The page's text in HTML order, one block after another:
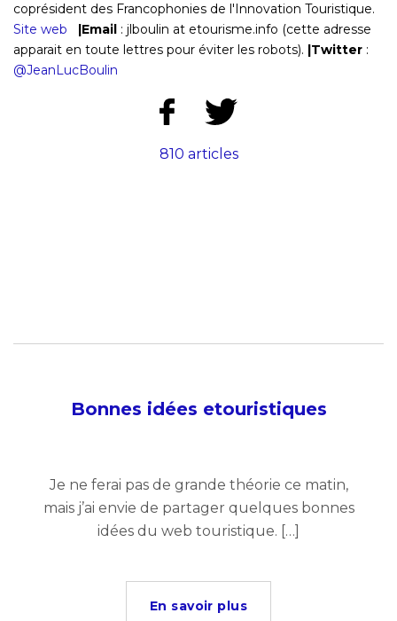
coprésident des Francophonies de l'Innovation Touristique.
Site web
|Email : jlboulin at etourisme.info (cette adresse
apparait en toute lettres pour éviter les robots). |Twitter :
@JeanLucBoulin
810 articles
Bonnes idées etouristiques
Je ne ferai pas de grande théorie ce matin,
mais j’ai envie de partager quelques bonnes
idées du web touristique. […]
En savoir plus